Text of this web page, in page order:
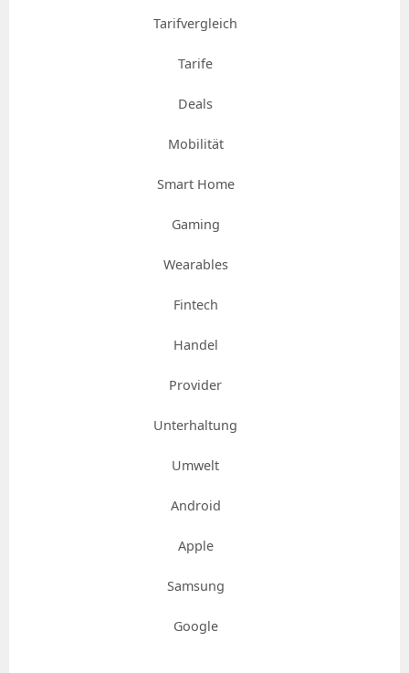
Tarifvergleich
Tarife
Deals
Mobilität
Smart Home
Gaming
Wearables
Fintech
Handel
Provider
Unterhaltung
Umwelt
Android
Apple
Samsung
Google